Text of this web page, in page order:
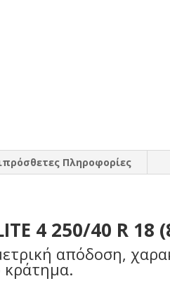
Πληροφορίες
4 250/40 R 18
απόδοση,
κράτημα.